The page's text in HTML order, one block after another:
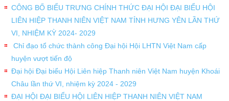
CÔNG BỐ BIỂU TRƯNG CHÍNH THỨC ĐẠI HỘI ĐẠI BIỂU HỘI
LIÊN HIỆP THANH NIÊN VIỆT NAM TỈNH HƯNG YÊN LẦN THỨ
VI, NHIỆM KỲ 2024- 2029
Chỉ đạo tổ chức thành công Đại hội Hội LHTN Việt Nam cấp
huyện vượt tiến độ
Đại hội Đại biểu Hội Liên hiệp Thanh niên Việt Nam huyện Khoái
Châu lần thứ VI, nhiệm kỳ 2024 - 2029
ĐẠI HỘI ĐẠI BIỂU HỘI LIÊN HIỆP THANH NIÊN VIỆT NAM